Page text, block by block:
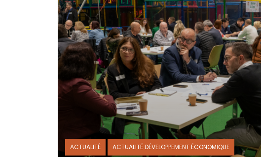
ACTUALITÉ ACTUALITÉ DÉVELOPPEMENT ÉCONOMIQUE